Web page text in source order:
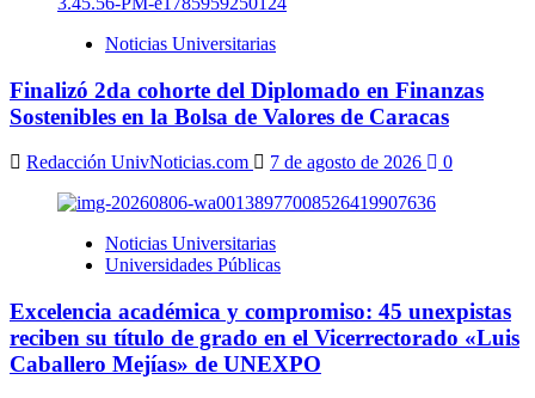
Noticias Universitarias
Finalizó 2da cohorte del Diplomado en Finanzas
Sostenibles en la Bolsa de Valores de Caracas
Redacción UnivNoticias.com 7 de agosto de 2026 0
Noticias Universitarias
Universidades Públicas
Excelencia académica y compromiso: 45 unexpistas
reciben su título de grado en el Vicerrectorado «Luis
Caballero Mejías» de UNEXPO